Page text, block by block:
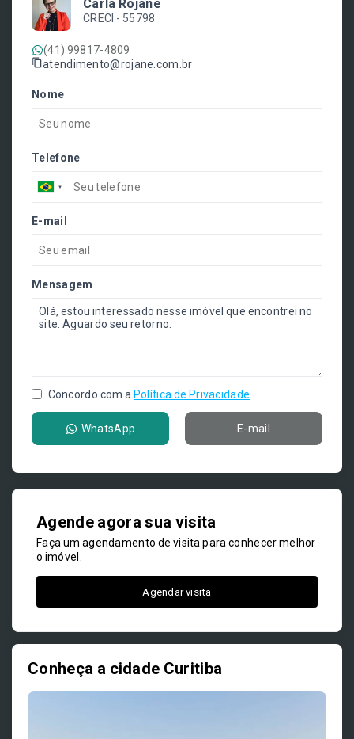
Carla Rojane
CRECI - 55798
(41) 99817-4809
atendimento@rojane.com.br
Nome
Telefone
E-mail
Mensagem
Concordo com a Política de Privacidade
WhatsApp E-mail
Agende agora sua visita
Faça um agendamento de visita para conhecer melhor
o imóvel.
Agendar visita
Conheça a cidade Curitiba